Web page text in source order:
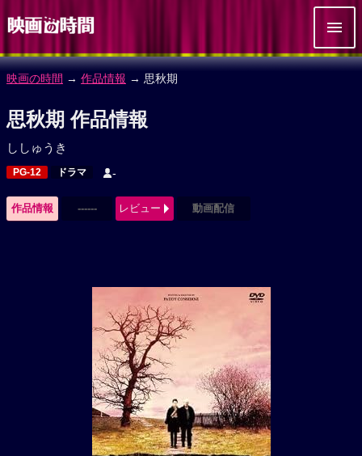
映画の時間 → 作品情報 → 思秋期
思秋期 作品情報
ししゅうき
PG-12 ドラマ -
作品情報 ------ レビュー 動画配信